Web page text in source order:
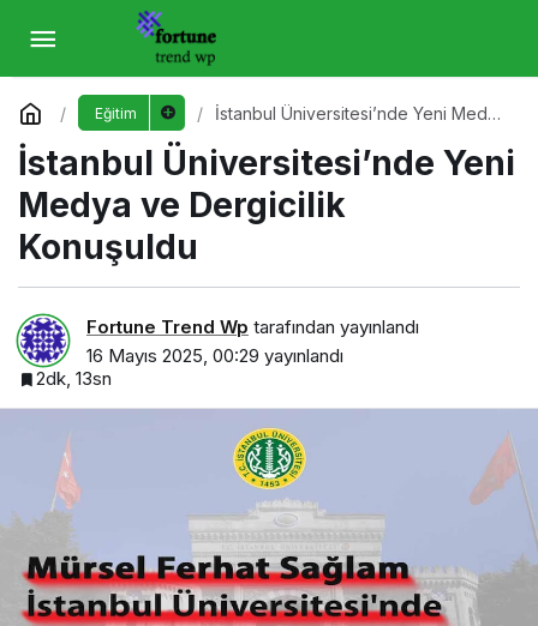
Eğitim
İstanbul Üniversitesi’nde Yeni Medya
İstanbul Üniversitesi’nde Yeni
Medya ve Dergicilik
Konuşuldu
Fortune Trend Wp tarafından yayınlandı
16 Mayıs 2025, 00:29 yayınlandı
2dk, 13sn
İstanbul Üniversitesi’nde Yeni Medya ve
Dergicilik Konuşuldu
Yorum Yap